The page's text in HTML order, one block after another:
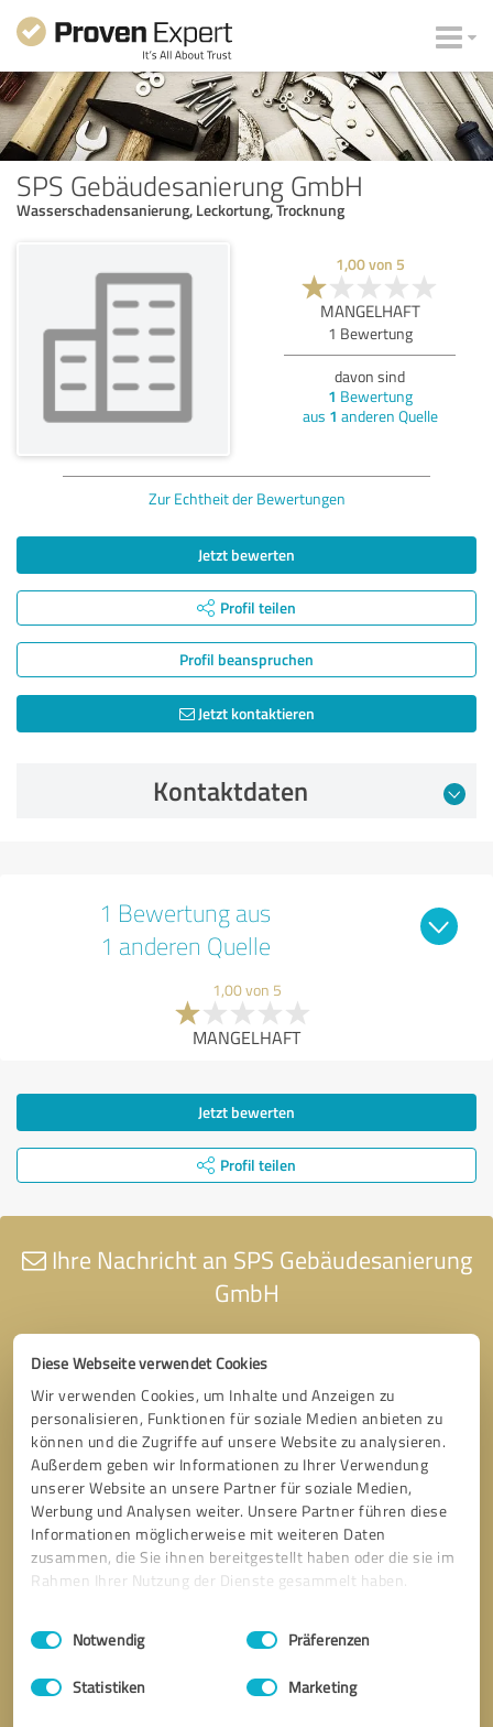
Diese Webseite verwendet Cookies
Wir verwenden Cookies, um Inhalte und Anzeigen zu
personalisieren, Funktionen für soziale Medien anbieten zu
können und die Zugriffe auf unsere Website zu analysieren.
Außerdem geben wir Informationen zu Ihrer Verwendung
unserer Website an unsere Partner für soziale Medien,
Werbung und Analysen weiter. Unsere Partner führen diese
Informationen möglicherweise mit weiteren Daten
zusammen, die Sie ihnen bereitgestellt haben oder die sie im
Rahmen Ihrer Nutzung der Dienste gesammelt haben.
Impressum Datenschutzbestimmungen
Einwilligungsauswahl
Notwendig Präferenzen
Statistiken Marketing
SPS Gebäudesanierung GmbH
Wasserschaden­sanierung, Leckortung, Trocknung
1,00von 5
MANGELHAFT
1 Bewertung
davon sind
1 Bewertung
aus 1 anderen Quelle
Zur Echtheit der Bewertungen
Jetzt bewerten
Profil teilen
Profil beanspruchen
Jetzt kontaktieren
Kontaktdaten
1 Bewertung aus
1 anderen Quelle
1,00 von 5
MANGELHAFT
Jetzt bewerten
Profil teilen
Ihre Nachricht an SPS Gebäudesanierung
GmbH